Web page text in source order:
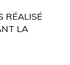
RÉALISÉ
LA